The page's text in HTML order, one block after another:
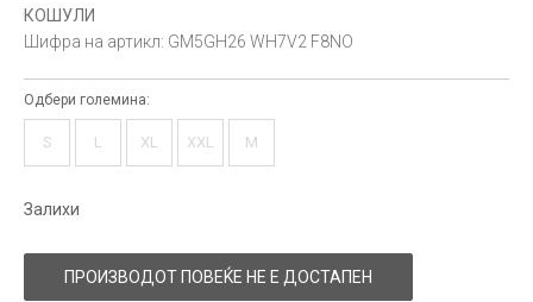
КОШУЛИ
Шифра на артикл: GM5GH26 WH7V2 F8NO
Одбери големина:
S L XL XXL M
Залихи
ПРОИЗВОДОТ ПОВЕЌЕ НЕ Е ДОСТАПЕН